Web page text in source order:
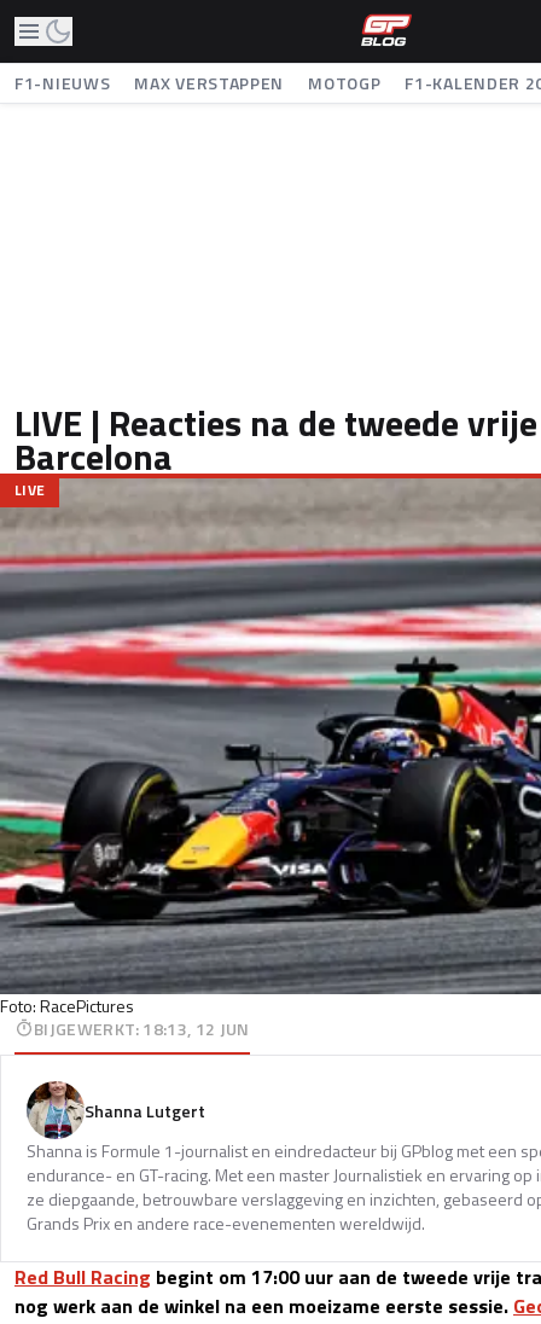
F1-NIEUWS MAX VERSTAPPEN MOTOGP F1-KALENDER
LIVE | Reacties na de tweede
Barcelona
Foto: RacePictures
LIVE
BIJGEWERKT:18:13, 12 JUN
Shanna Lutgert
Shanna is Formule 1-journalist en eindredacteur bij GPblog met een
endurance- en GT-racing. Met een master Journalistiek en ervaring
ze diepgaande, betrouwbare verslaggeving en inzichten, gebaseerd
Grands Prix en andere race-evenementen wereldwijd.
Red Bull Racing begint om 17:00 uur aan de tweede vrije
nog werk aan de winkel na een moeizame eerste sessie.